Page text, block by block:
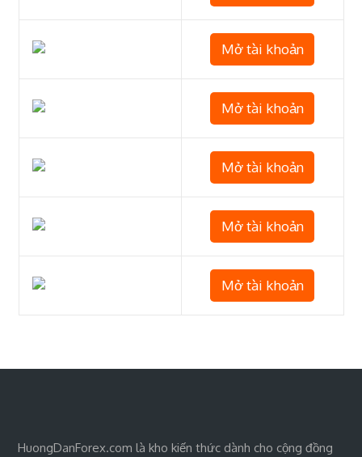
Mở tài khoản
Mở tài khoản
Mở tài khoản
Mở tài khoản
Mở tài khoản
HuongDanForex.com là kho kiến thức dành cho cộng đồng